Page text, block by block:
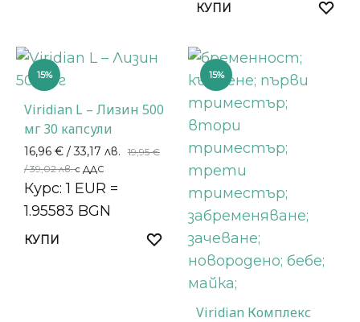
КУПИ
15%
Viridian L – Лизин 500
мг 30 капсули
16,96 € / 33,17 лв. 19,95€
/ 39,02 лв.с ДДС
Курс: 1 EUR =
1.95583 BGN
КУПИ
15%
Viridian Комплекс